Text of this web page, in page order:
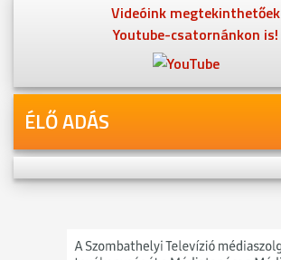
Videóink megtekinthetőek
Youtube-csatornánkon is!
ÉLŐ ADÁS